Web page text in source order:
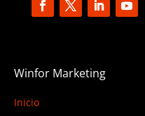
Winfor Marketing
Inicio